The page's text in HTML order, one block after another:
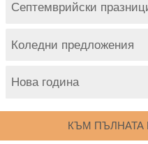
Септемврийски
Коледни предложения
Нова година
КЪМ ПЪЛНАТА